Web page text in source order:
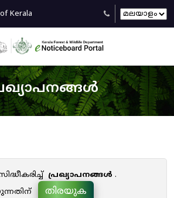
Kerala
പ്രഖ്യാപനങ്ങൾ .
തിരയുക